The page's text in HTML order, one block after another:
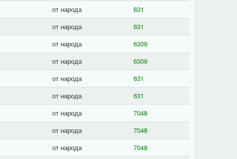
от народа
631
от народа
631
от народа
6309
от народа
6309
от народа
631
от народа
631
от народа
7048
от народа
7048
от народа
7048